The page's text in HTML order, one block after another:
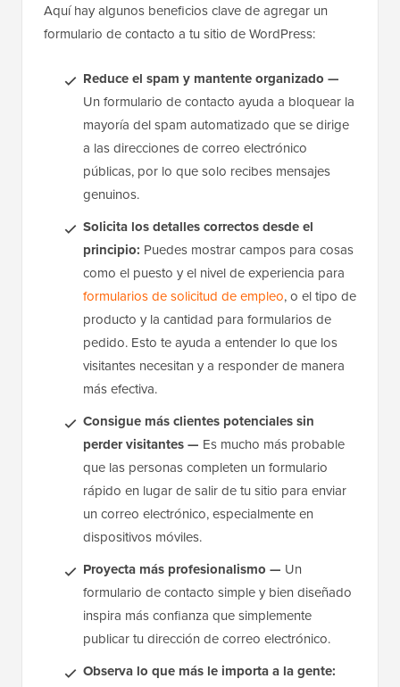
Aquí hay algunos beneficios clave de agregar un
formulario de contacto a tu sitio de WordPress:
Reduce el spam y mantente organizado —
Un formulario de contacto ayuda a bloquear la
mayoría del spam automatizado que se dirige
a las direcciones de correo electrónico
públicas, por lo que solo recibes mensajes
genuinos.
Solicita los detalles correctos desde el
principio: Puedes mostrar campos para cosas
como el puesto y el nivel de experiencia para
formularios de solicitud de empleo, o el tipo de
producto y la cantidad para formularios de
pedido. Esto te ayuda a entender lo que los
visitantes necesitan y a responder de manera
más efectiva.
Consigue más clientes potenciales sin
perder visitantes — Es mucho más probable
que las personas completen un formulario
rápido en lugar de salir de tu sitio para enviar
un correo electrónico, especialmente en
dispositivos móviles.
Proyecta más profesionalismo — Un
formulario de contacto simple y bien diseñado
inspira más confianza que simplemente
publicar tu dirección de correo electrónico.
Observa lo que más le importa a la gente: